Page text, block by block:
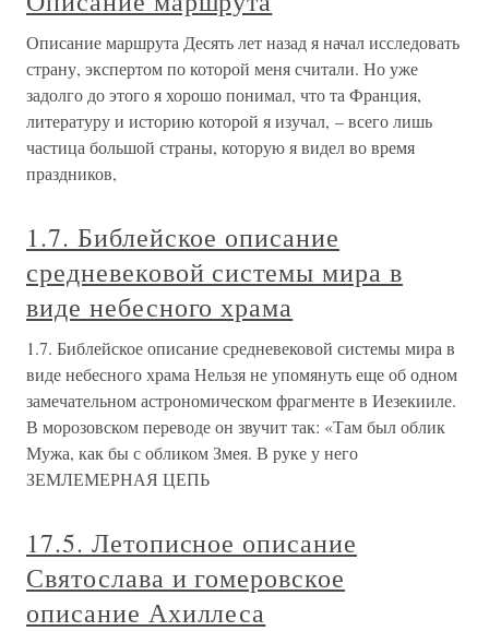
Описание маршрута Десять лет назад я начал исследовать
страну, экспертом по которой меня считали. Но уже
задолго до этого я хорошо понимал, что та Франция,
литературу и историю которой я изучал, – всего лишь
частица большой страны, которую я видел во время
праздников,
1.7. Библейское описание
средневековой системы мира в
виде небесного храма
1.7. Библейское описание средневековой системы мира в
виде небесного храма Нельзя не упомянуть еще об одном
замечательном астрономическом фрагменте в Иезекииле.
В морозовском переводе он звучит так: «Там был облик
Мужа, как бы с обликом Змея. В руке у него
ЗЕМЛЕМЕРНАЯ ЦЕПЬ
17.5. Летописное описание
Святослава и гомеровское
описание Ахиллеса